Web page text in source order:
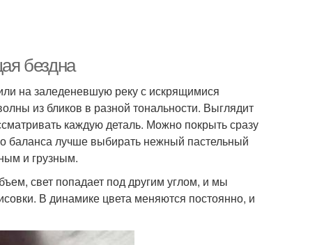
бездна
на заледеневшую реку с искрящимися
из бликов в разной тональности. Выглядит
каждую деталь. Можно покрыть сразу
баланса лучше выбирать нежный пастельный
и грузным.
свет попадает под другим углом, и мы
В динамике цвета меняются постоянно, и